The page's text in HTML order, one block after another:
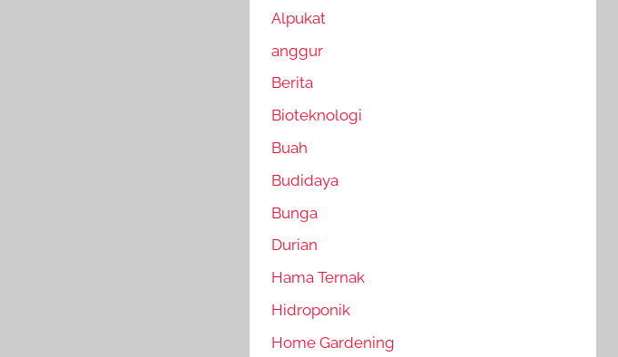
Alpukat
anggur
Berita
Bioteknologi
Buah
Budidaya
Bunga
Durian
Hama Ternak
Hidroponik
Home Gardening